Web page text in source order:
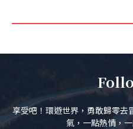
享受吧！環遊世界，勇敢歸零去
氣，一點熱情，